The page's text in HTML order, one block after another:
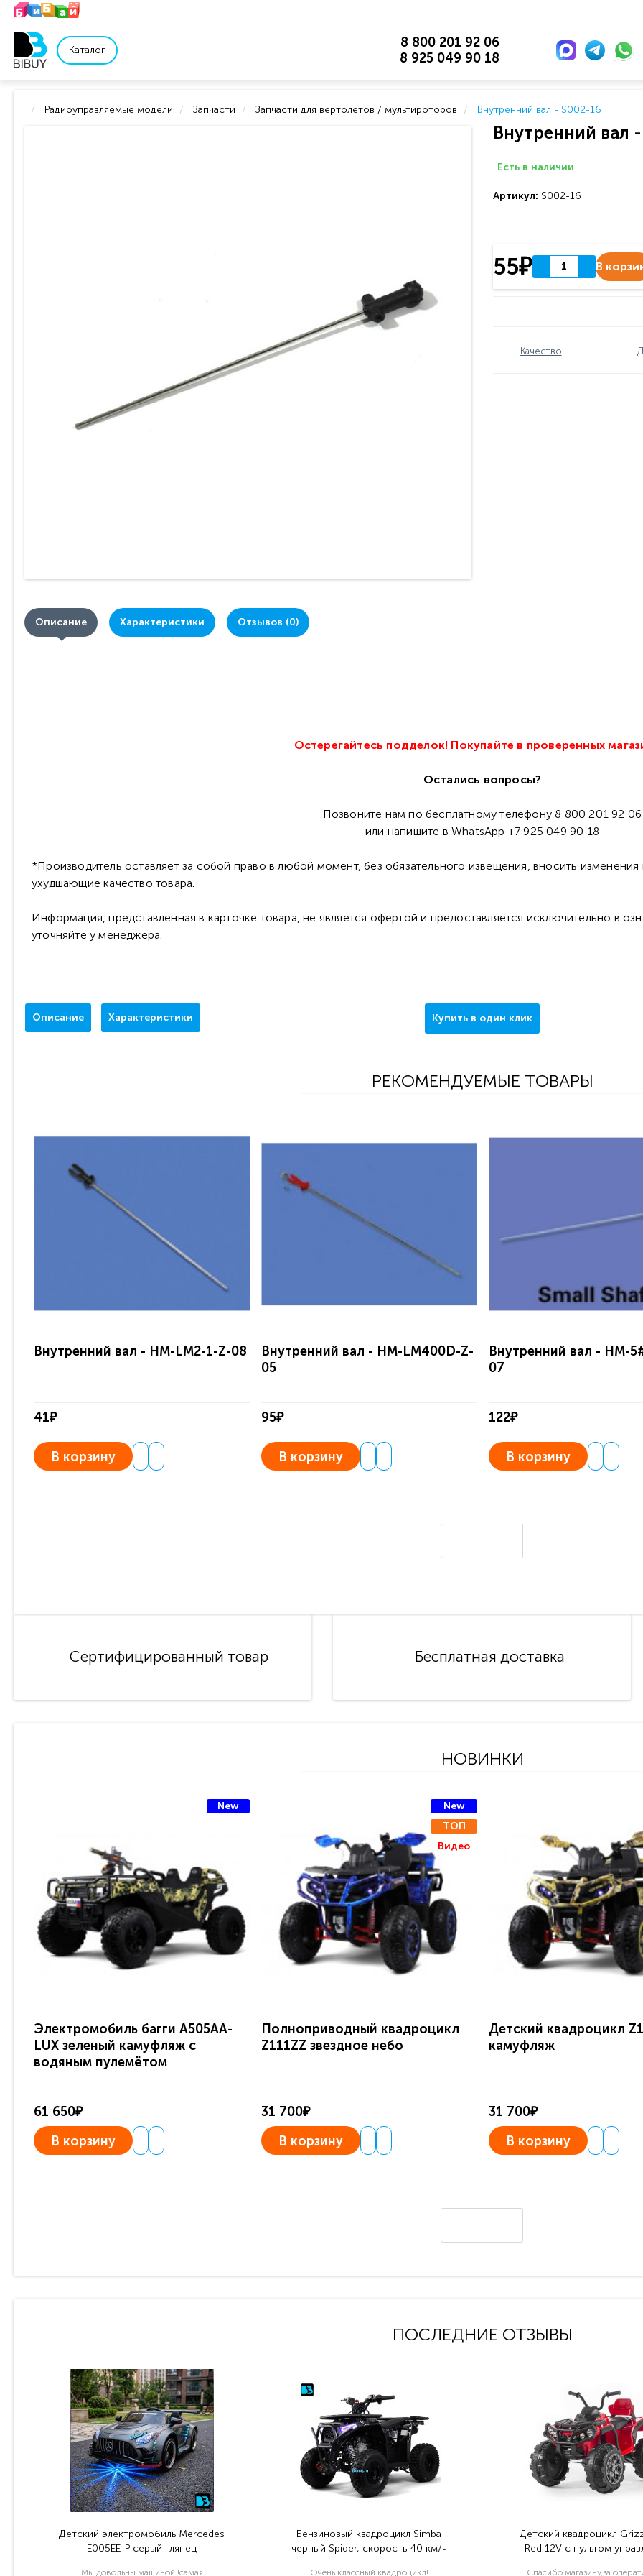
Каталог
8 800 201 92 06
8 925 049 90 18
Радиоуправляемые модели Запчасти Запчасти для вертолетов / мультироторов Внутренний вал - S002-16
Внутренний вал
Есть в наличии
Артикул: S002-16
55₽ В
Качество
Описание Характеристики Отзывов (0)
Остерегайтесь подделок! Покупайте в проверенных
Остались вопросы?
Позвоните нам по бесплатному телефону 8 800 201 92 06
или напишите в WhatsApp +7 925 049 90 18
*Производитель оставляет за собой право в любой момент, без обязательного извещения, вносить
ухудшающие качество товара.
Информация, представленная в карточке товара, не является офертой и предоставляется исключительно в
уточняйте у менеджера.
Описание Характеристики Купить в один клик
РЕКОМЕНДУЕМЫЕ ТОВАРЫ
Внутренний вал - HM-LM2-1-Z-08
41₽
В корзину
Внутренний вал - HM-LM400D-Z-
05
95₽
В корзину
Внутренний вал - HM-
07
122₽
В корзину
Сертифицированный товар Бесплатная доставка
НОВИНКИ
New
Электромобиль багги A505AA-
LUX зеленый камуфляж с
водяным пулемётом
61 650₽
В корзину
New
ТОП
Видео
Полноприводный квадроцикл
Z111ZZ звездное небо
31 700₽
В корзину
Детский квадроцикл
камуфляж
31 700₽
В корзину
ПОСЛЕДНИЕ ОТЗЫВЫ
Детский электромобиль Mercedes
E005EE-P серый глянец
Мы довольны машиной !самая
Бензиновый квадроцикл Simba
черный Spider, скорость 40 км/ч
Очень классный квадроцикл!
Детский квадроцикл
Red 12V с пультом
Спасибо магазину,за